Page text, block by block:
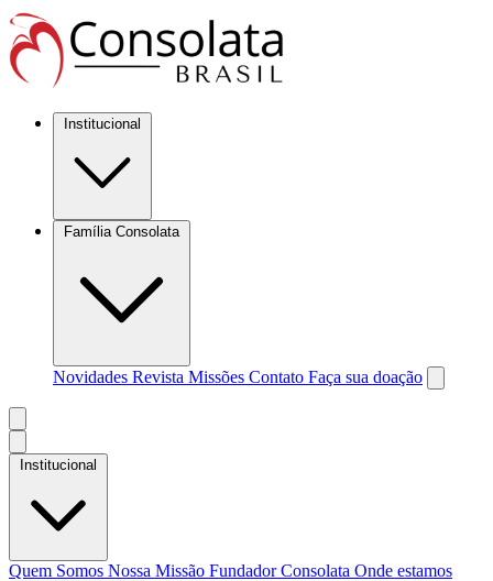
Institucional
Família Consolata
Novidades Revista Missões Contato Faça sua doação
Institucional
Quem Somos Nossa Missão FundadorConsolata Onde estamos